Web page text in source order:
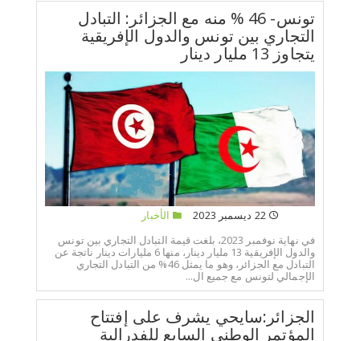
تونس- 46 % منه مع الجزائر: التبادل
التجاري بين تونس والدول الإفريقية
يتجاوز 13 مليار دينار
22 ديسمبر 2023
الأخبار
في نهاية نوفمبر 2023، بلغت قيمة التبادل التجاري بين تونس
والدول الإفريقية 13 مليار دينار، منها 6 مليارات دينار ناتجة عن
التبادل مع الجزائر، وهو ما يمثل 46% من التبادل التجاري
الإجمالي لتونس مع جميع ال...
الجزائر:سايحي يشرف على إفتتاح
المؤتمر الوطني السابع للفدرالية